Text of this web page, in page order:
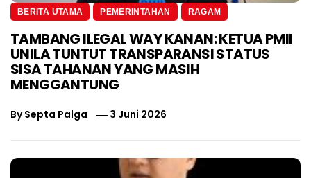
BERITA UTAMA PEMERINTAHAN RAGAM
TAMBANG ILEGAL WAY KANAN: KETUA PMII
UNILA TUNTUT TRANSPARANSI STATUS
SISA TAHANAN YANG MASIH
MENGGANTUNG
BySepta Palga 3 Juni 2026